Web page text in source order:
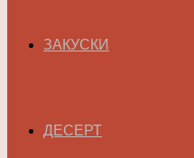
ЗАКУСКИ
ДЕСЕРТ